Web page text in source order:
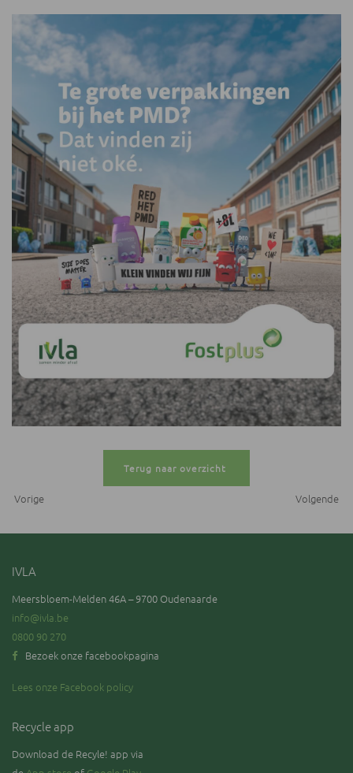
Vorige Volgende
Terug naar overzicht
IVLA
Meersbloem-Melden 46A – 9700 Oudenaarde
info@ivla.be
0800 90 270
Bezoek onze facebookpagina
Lees onze Facebook policy
Recycle app
Download de Recyle! app via